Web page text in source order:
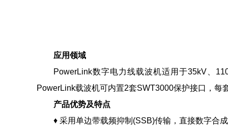
应用领域
PowerLink数字电力线载波机适用于35kV、
PowerLink载波机可内置2套SWT3000保护接口，每
产品优势及特点
♦ 采用单边带载频抑制(SSB)传输，直接数字合